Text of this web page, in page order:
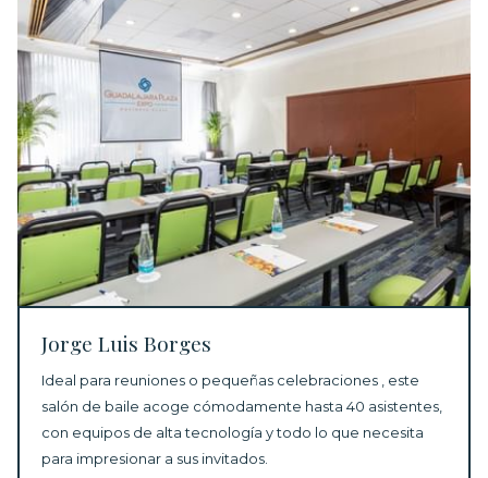
Jorge Luis Borges
Ideal para reuniones o pequeñas celebraciones , este
salón de baile acoge cómodamente hasta 40 asistentes,
con equipos de alta tecnología y todo lo que necesita
para impresionar a sus invitados.